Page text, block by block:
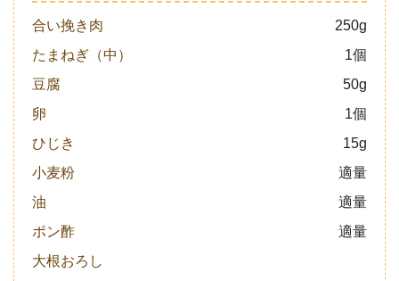
合い挽き肉
250g
たまねぎ（中）
1個
豆腐
50g
卵
1個
ひじき
15g
小麦粉
適量
油
適量
ポン酢
適量
大根おろし